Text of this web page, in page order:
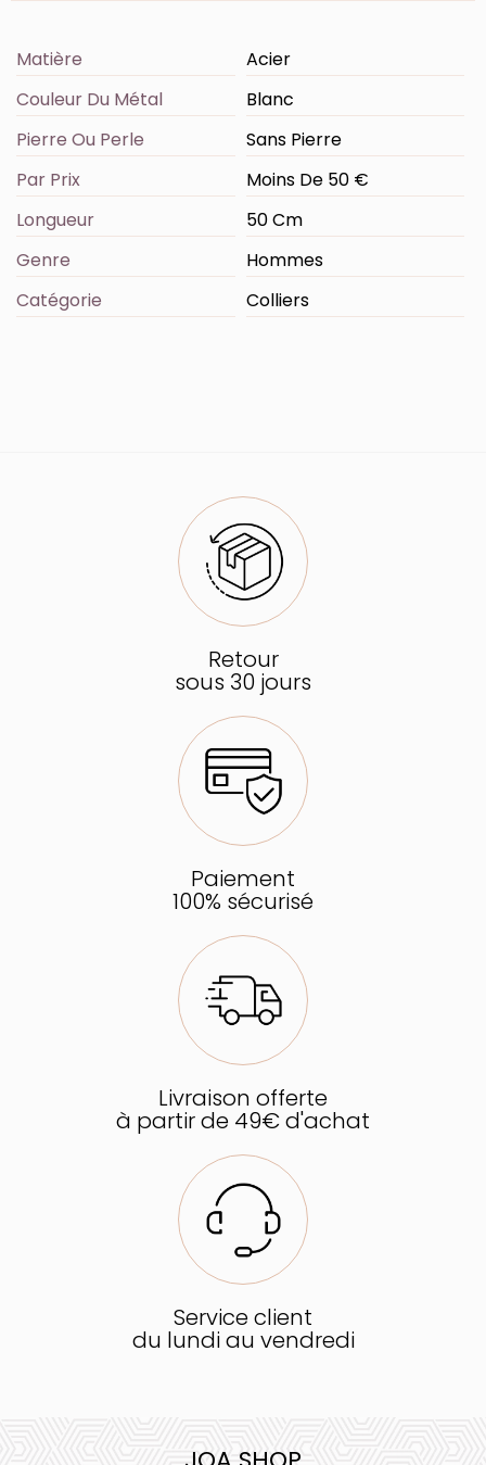
Matière
Acier
Couleur Du Métal
Blanc
Pierre Ou Perle
Sans Pierre
Par Prix
Moins De 50 €
Longueur
50 Cm
Genre
Hommes
Catégorie
Colliers
Retour
sous 30 jours
Paiement
100% sécurisé
Livraison offerte
à partir de 49€ d'achat
Service client
du lundi au vendredi